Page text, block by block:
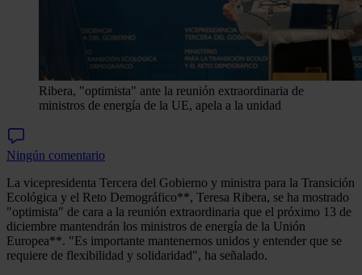
Ribera, "optimista" ante la reunión extraordinaria de
ministros de energía de la UE, apela a la unidad
Ningún comentario
La vicepresidenta Tercera del Gobierno y ministra para la Transición
Ecológica y el Reto Demográfico**, Teresa Ribera, se ha mostrado
"optimista" de cara a la reunión extraordinaria que el próximo 13 de
diciembre mantendrán los ministros de energía de la Unión
Europea**. "Es importante mantenernos unidos y entender que se
requiere de flexibilidad y solidaridad", ha señalado.